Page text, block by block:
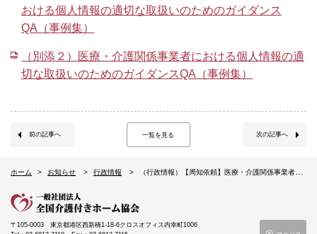
おける個人情報の適切な取扱いのためのガイダンス
QA（事例集）
（別添２）医療・介護関係事業者における個人情報の適
切な取扱いのためのガイダンスQA（事例集）
前の記事へ 一覧を見る 次の記事へ
ホーム お知らせ 行政情報 （行政情報）【周知依頼】医療・介護関係事業者における個人情報の適切な取扱のためのガイダンスの一部改正について
〒105-0003 東京都港区西新橋1-18-6クロスオフィス内幸町1006